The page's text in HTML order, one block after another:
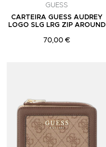
GUESS
CARTEIRA GUESS AUDREY
LOGO SLG LRG ZIP AROUND
70,00 €